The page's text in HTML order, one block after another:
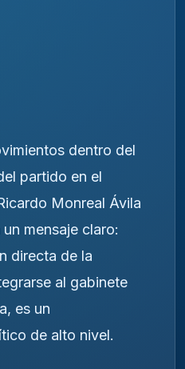
dentro del
partido en el
Monreal Ávila
mensaje claro:
directa de la
al gabinete
es un
de alto nivel.